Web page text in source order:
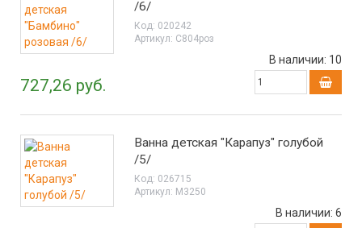
/6/
Код: 020242
Артикул: С804роз
727,26 руб.
В наличии: 10
Ванна детская "Карапуз" голубой
/5/
Код: 026715
Артикул: М3250
В наличии: 6